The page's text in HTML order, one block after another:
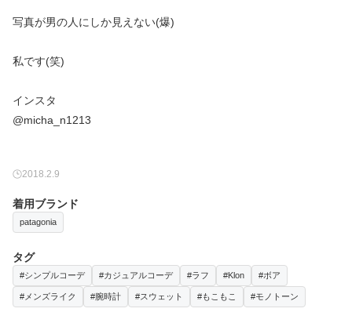
写真が男の人にしか見えない(爆)
私です(笑)
インスタ
@micha_n1213
2018.2.9
着用ブランド
patagonia
タグ
#シンプルコーデ #カジュアルコーデ #ラフ #Klon #ボア
#メンズライク #腕時計 #スウェット #もこもこ #モノトーン